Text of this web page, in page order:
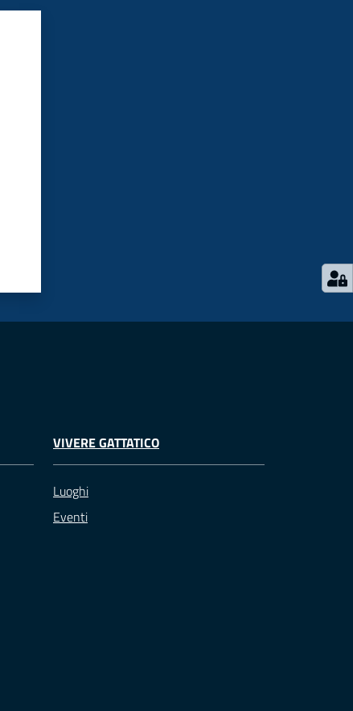
VIVERE GATTATICO
Luoghi
Eventi